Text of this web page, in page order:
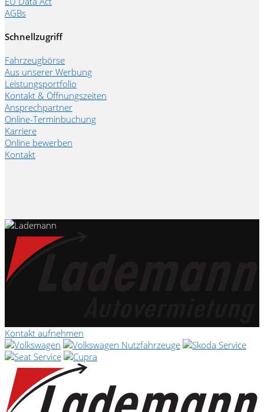
AGBs
Schnellzugriff
Fahrzeugbörse
Aus unserer Werbung
Leistungsportfolio
Kontakt & Öffnungszeiten
Ansprechpartner
Online-Terminbuchung
Karriere
Online bewerben
Kontakt
Kontakt aufnehmen